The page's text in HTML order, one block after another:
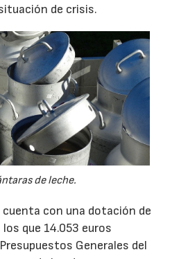
de crisis.
de leche.
con una dotación de
que 14.053 euros
Generales del